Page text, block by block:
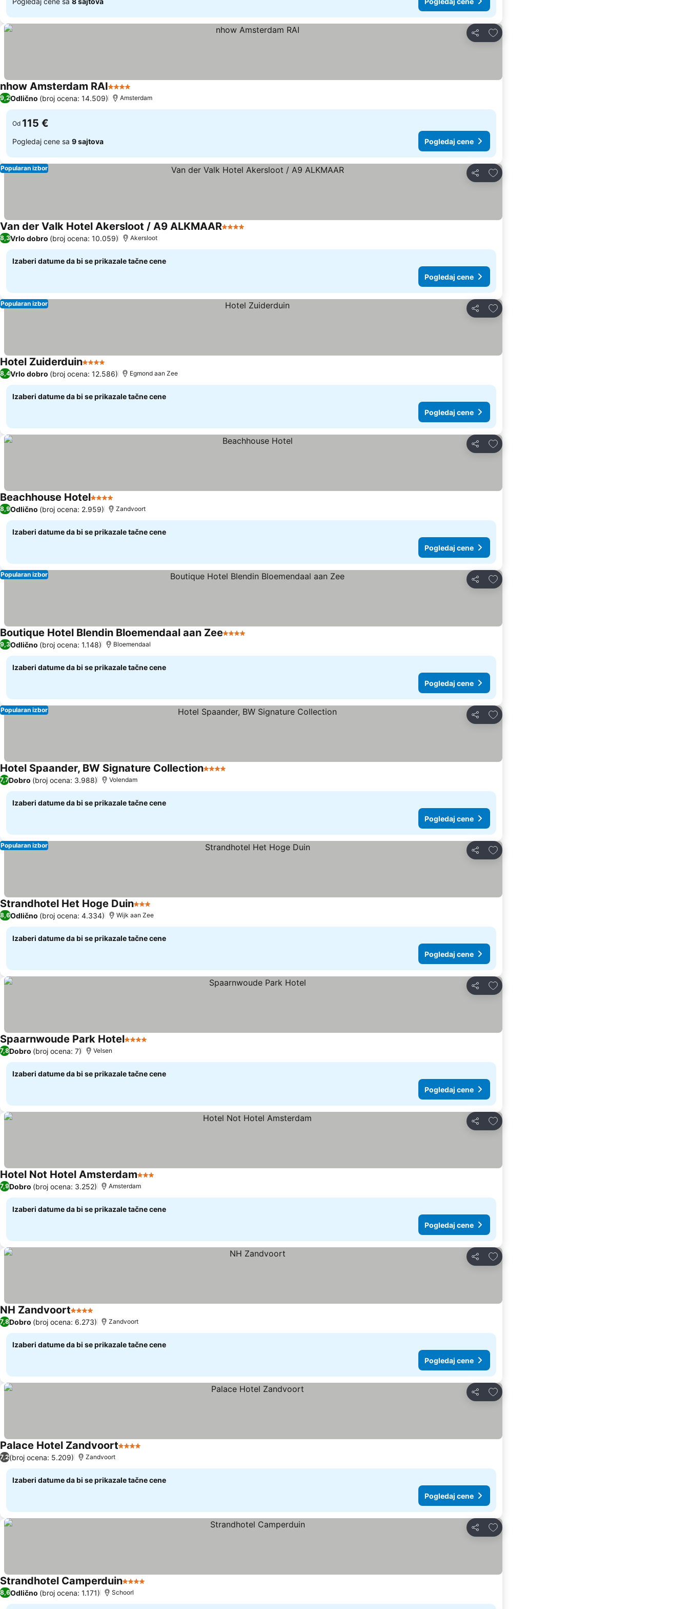
Deli
Dodati u favorite
nhow Amsterdam RAI4 Zvezdice
9,2Odlično (broj ocena: 14.509) Amsterdam
Od 115 €
Pogledaj cene sa 9 sajtova Pogledaj cene
Deli
Dodati u favorite
Popularan izbor
Van der Valk Hotel Akersloot / A9 ALKMAAR4 Zvezdice
8,3Vrlo dobro (broj ocena: 10.059) Akersloot
Izaberi datume da bi se prikazale tačne cene
Pogledaj cene
Deli
Dodati u favorite
Popularan izbor
Hotel Zuiderduin4 Zvezdice
8,4Vrlo dobro (broj ocena: 12.586) Egmond aan Zee
Izaberi datume da bi se prikazale tačne cene
Pogledaj cene
Deli
Dodati u favorite
Beachhouse Hotel4 Zvezdice
8,9Odlično (broj ocena: 2.959) Zandvoort
Izaberi datume da bi se prikazale tačne cene
Pogledaj cene
Deli
Dodati u favorite
Popularan izbor
Boutique Hotel Blendin Bloemendaal aan Zee4 Zvezdice
9,3Odlično (broj ocena: 1.148) Bloemendaal
Izaberi datume da bi se prikazale tačne cene
Pogledaj cene
Deli
Dodati u favorite
Popularan izbor
Hotel Spaander, BW Signature Collection4 Zvezdice
7,7Dobro (broj ocena: 3.988) Volendam
Izaberi datume da bi se prikazale tačne cene
Pogledaj cene
Deli
Dodati u favorite
Popularan izbor
Strandhotel Het Hoge Duin3 Zvezdice
8,6Odlično (broj ocena: 4.334) Wijk aan Zee
Izaberi datume da bi se prikazale tačne cene
Pogledaj cene
Deli
Dodati u favorite
Spaarnwoude Park Hotel4 Zvezdice
7,8Dobro (broj ocena: 7) Velsen
Izaberi datume da bi se prikazale tačne cene
Pogledaj cene
Deli
Dodati u favorite
Hotel Not Hotel Amsterdam3 Zvezdice
7,9Dobro (broj ocena: 3.252) Amsterdam
Izaberi datume da bi se prikazale tačne cene
Pogledaj cene
Deli
Dodati u favorite
NH Zandvoort4 Zvezdice
7,8Dobro (broj ocena: 6.273) Zandvoort
Izaberi datume da bi se prikazale tačne cene
Pogledaj cene
Deli
Dodati u favorite
Palace Hotel Zandvoort4 Zvezdice
7,2(broj ocena: 5.209) Zandvoort
Izaberi datume da bi se prikazale tačne cene
Pogledaj cene
Deli
Dodati u favorite
Strandhotel Camperduin4 Zvezdice
8,6Odlično (broj ocena: 1.171) Schoorl